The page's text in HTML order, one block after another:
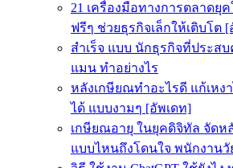
21 เครื่องมือทางการตลาดยุ
ฟรีๆ ช่วยธุรกิจเล็กให้เติบโต
สำเร็จ แบบ นักธุรกิจที่ประส
แมน ทำอย่างไร
หลังเกษียณทําอะไรดี แก้เหง
ได้ แบบงามๆ [อัพเดท]
เกษียณอายุ ในยุคดิจิทัล จัดห
แบบไหนถึงโดนใจ พนักงาน